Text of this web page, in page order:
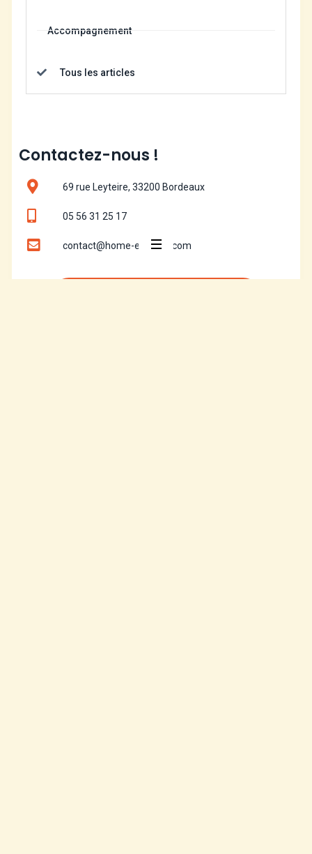
Accompagnement
Tous les articles
Contactez-nous !
69 rue Leyteire, 33200 Bordeaux
05 56 31 25 17
contact@home-explorer.com